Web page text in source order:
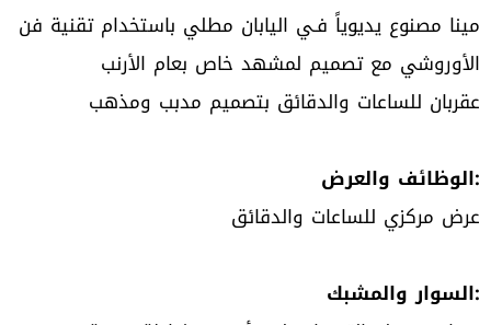
مينا مصنوع يديوياً فـي اليابان مطلي باستخدام تقنية فن
الأوروشي مع تصميم لمشهد خاص بعام الأرنب
عقربان للساعات والدقائق بتصميم مدبب ومذهب
الوظائف والعرض:
عرض مركزي للساعات والدقائق
السوار والمشبك: